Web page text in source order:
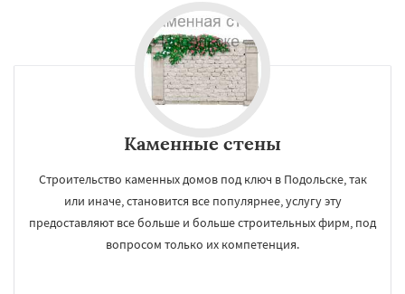
Каменные стены
Строительство каменных домов под ключ в Подольске, так
или иначе, становится все популярнее, услугу эту
предоставляют все больше и больше строительных фирм, под
вопросом только их компетенция.